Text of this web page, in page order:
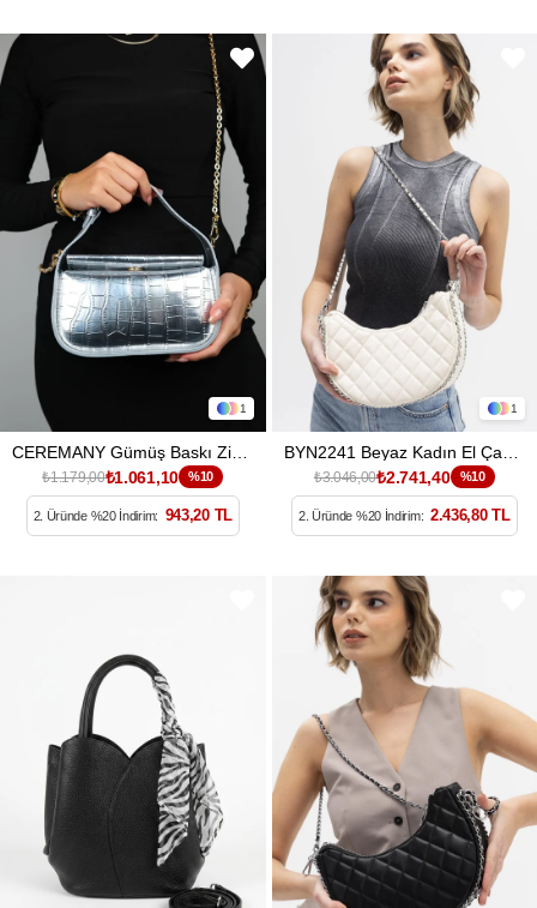
1
₺1.179,00₺1.061,10 %10
2. Üründe %20 İndirim: 943,20 TL
1
₺3.046,00₺2.741,40 %10
2. Üründe %20 İndirim: 2.436,80 TL